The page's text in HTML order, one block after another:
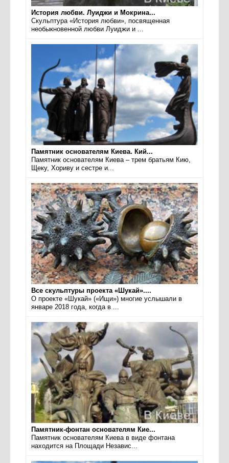
История любви. Луиджи и Мокрина...
Скульптура «История любви», посвященная
необыкновенной любви Луиджи и ...
Памятник основателям Киева. Кий...
Памятник основателям Киева – трем братьям Кию,
Щеку, Хориву и сестре и...
Все скульптуры проекта «Шукай»....
О проекте «Шукай» («Ищи») многие услышали в
январе 2018 года, когда в ...
Памятник-фонтан основателям Кие...
Памятник основателям Киева в виде фонтана
находится на Площади Независ...